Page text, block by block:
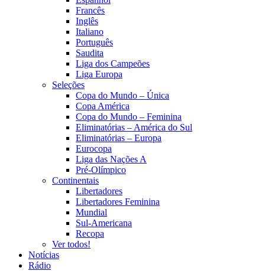
Francês
Inglês
Italiano
Português
Saudita
Liga dos Campeões
Liga Europa
Seleções
Copa do Mundo – Única
Copa América
Copa do Mundo – Feminina
Eliminatórias – América do Sul
Eliminatórias – Europa
Eurocopa
Liga das Nações A
Pré-Olímpico
Continentais
Libertadores
Libertadores Feminina
Mundial
Sul-Americana
Recopa
Ver todos!
Notícias
Rádio